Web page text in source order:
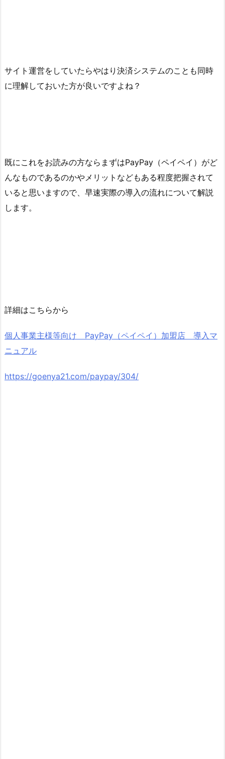
サイト運営をしていたらやはり決済システムのことも同時
に理解しておいた方が良いですよね？
既にこれをお読みの方ならまずはPayPay（ペイペイ）がど
んなものであるのかやメリットなどもある程度把握されて
いると思いますので、早速実際の導入の流れについて解説
します。
詳細はこちらから
個人事業主様等向け PayPay（ペイペイ）加盟店 導入マ
ニュアル
https://goenya21.com/paypay/304/